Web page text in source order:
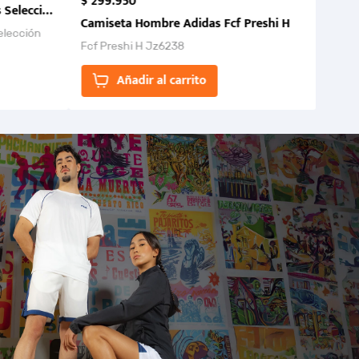
Colombia FCF 2026.
Camiseta Hombre Adidas Fcf Preshi H
Fcf Preshi H Jz6238
Añadir al carrito